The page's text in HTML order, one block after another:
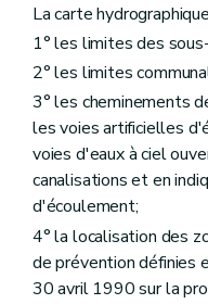
La carte
1° les limites des
2° les limites
3° les cheminements
les voies artificielles
voies d'eaux à ciel
canalisations et en
d'écoulement;
4° la localisation des
de prévention définies
30 avril 1990 sur la